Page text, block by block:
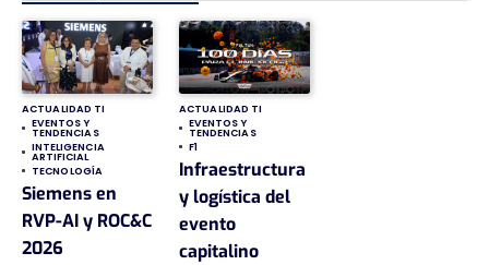
ACTUALIDAD TI
EVENTOS Y
TENDENCIAS
INTELIGENCIA
ARTIFICIAL
TECNOLOGÍA
Siemens en
RVP-AI y ROC&C
2026
ACTUALIDAD TI
EVENTOS Y
TENDENCIAS
F1
Infraestructura
y logística del
evento
capitalino